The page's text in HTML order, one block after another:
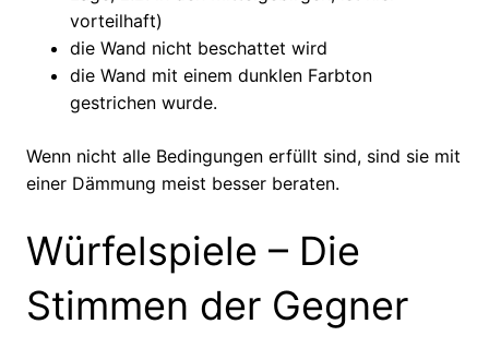
vorteilhaft)
die Wand nicht beschattet wird
die Wand mit einem dunklen Farbton
gestrichen wurde.
Wenn nicht alle Bedingungen erfüllt sind, sind sie mit
einer Dämmung meist besser beraten.
Würfelspiele – Die
Stimmen der Gegner